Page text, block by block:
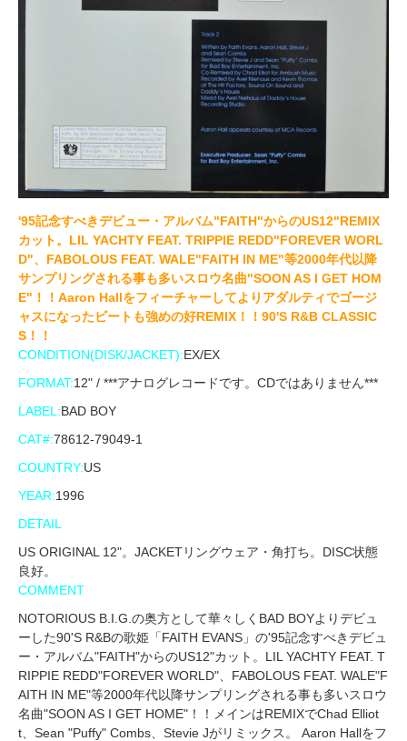
'95記念すべきデビュー・アルバム"FAITH"からのUS12"REMIX
カット。LIL YACHTY FEAT. TRIPPIE REDD"FOREVER WORL
D"、FABOLOUS FEAT. WALE"FAITH IN ME"等2000年代以降
サンプリングされる事も多いスロウ名曲"SOON AS I GET HOM
E"！！Aaron Hallをフィーチャーしてよりアダルティでゴージ
ャスになったビートも強めの好REMIX！！90'S R&B CLASSIC
S！！
CONDITION(DISK/JACKET):EX/EX
FORMAT:12" / ***アナログレコードです。CDではありません***
LABEL:BAD BOY
CAT#:78612-79049-1
COUNTRY:US
YEAR:1996
DETAIL
US ORIGINAL 12"。JACKETリングウェア・角打ち。DISC状態
良好。
COMMENT
NOTORIOUS B.I.G.の奥方として華々しくBAD BOYよりデビュ
ーした90'S R&Bの歌姫「FAITH EVANS」の'95記念すべきデビュ
ー・アルバム"FAITH"からのUS12"カット。LIL YACHTY FEAT. T
RIPPIE REDD"FOREVER WORLD"、FABOLOUS FEAT. WALE"F
AITH IN ME"等2000年代以降サンプリングされる事も多いスロウ
名曲"SOON AS I GET HOME"！！メインはREMIXでChad Elliot
t、Sean "Puffy" Combs、Stevie Jがリミックス。 Aaron Hallをフ